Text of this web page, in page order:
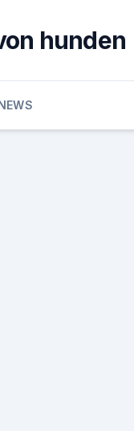
hunden